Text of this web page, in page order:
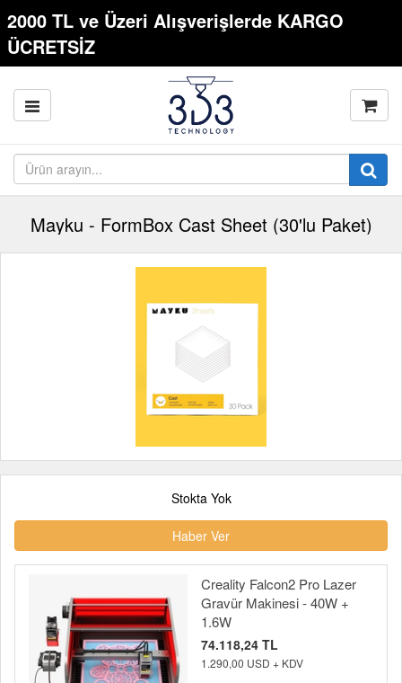
2000 TL ve Üzeri Alışverişlerde KARGO
ÜCRETSİZ
Mayku - FormBox Cast Sheet (30'lu Paket)
Stokta Yok
Haber Ver
Creality Falcon2 Pro Lazer
Gravür Makinesi - 40W +
1.6W
74.118,24 TL
1.290,00 USD + KDV